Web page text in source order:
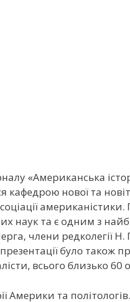
«Американська
нової та
американістики.
наук та є одним з
члени редколегії
було також
всього близько 60
Америки та